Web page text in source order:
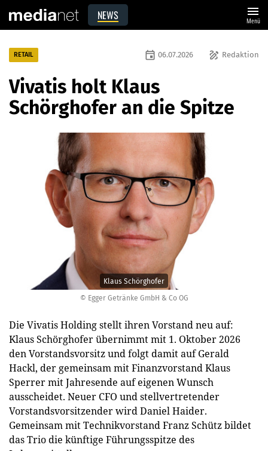
NEWS menu
Menü
© Egger Getränke GmbH & Co OG
Klaus Schörghofer
RETAIL draw Redaktion
event 06.07.2026
Vivatis holt Klaus
Schörghofer an die Spitze
Die Vivatis Holding stellt ihren Vorstand neu auf:
Klaus Schörghofer übernimmt mit 1. Oktober 2026
den Vorstandsvorsitz und folgt damit auf Gerald
Hackl, der gemeinsam mit Finanzvorstand Klaus
Sperrer mit Jahresende auf eigenen Wunsch
ausscheidet. Neuer CFO und stellvertretender
Vorstandsvorsitzender wird Daniel Haider.
Gemeinsam mit Technikvorstand Franz Schütz bildet
das Trio die künftige Führungsspitze des